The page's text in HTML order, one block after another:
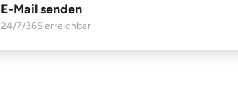
E-Mail senden
24/7/365 erreichbar